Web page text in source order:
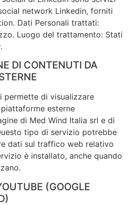
network Linkedin, forniti
Dati Personali trattati:
Luogo del trattamento: Stati
.
DI CONTENUTI DA
permette di visualizzare
esterne
di Med Wind Italia srl e di
tipo di servizio potrebbe
dati sul traffico web relativo
è installato, anche quando
(GOOGLE